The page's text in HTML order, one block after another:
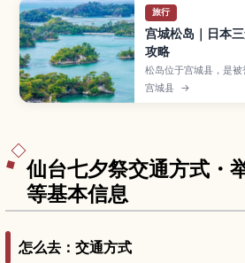
旅行
宫城松岛｜日本
攻略
松岛位于宫城县，是被
胜地，260多座松树小
观景船路线、瑞严寺与
宫城县 →
仙台七夕祭交通方式・
等基本信息
怎么去：交通方式